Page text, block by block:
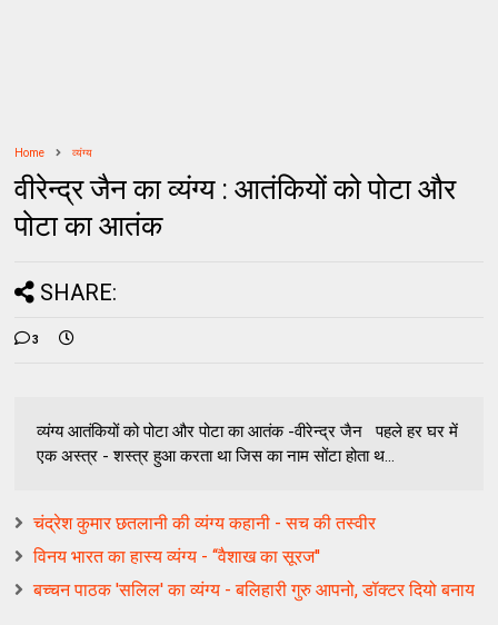
Home व्यंग्य
वीरेन्द्र जैन का व्यंग्य : आतंकियों को पोटा और
पोटा का आतंक
SHARE:
3
व्यंग्य आतंकियों को पोटा और पोटा का आतंक -वीरेन्द्र जैन पहले हर घर में
एक अस्त्र - शस्त्र हुआ करता था जिस का नाम सोंटा होता थ...
चंद्रेश कुमार छतलानी की व्यंग्य कहानी - सच की तस्वीर
विनय भारत का हास्य व्यंग्य - ‘‘वैशाख का सूरज''
बच्चन पाठक 'सलिल' का व्यंग्य - बलिहारी गुरु आपनो, डॉक्टर दियो बनाय